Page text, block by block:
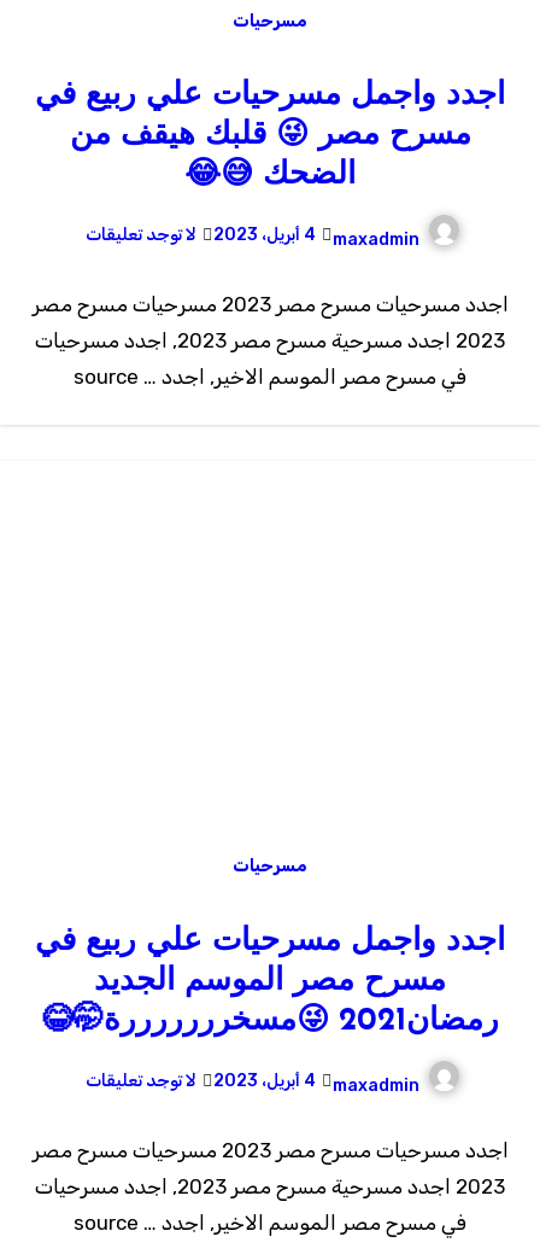
مسرحيات
اجدد واجمل مسرحيات علي ربيع في
مسرح مصر 😜 قلبك هيقف من
الضحك 😅😂
maxadmin 4 أبريل، 2023 لا توجد تعليقات
اجدد مسرحيات مسرح مصر 2023 مسرحيات مسرح مصر
2023 اجدد مسرحية مسرح مصر 2023, اجدد مسرحيات
في مسرح مصر الموسم الاخير, اجدد … source
مسرحيات
اجدد واجمل مسرحيات علي ربيع في
مسرح مصر الموسم الجديد
رمضان2021 😜مسخرررررررة🤭😂
maxadmin 4 أبريل، 2023 لا توجد تعليقات
اجدد مسرحيات مسرح مصر 2023 مسرحيات مسرح مصر
2023 اجدد مسرحية مسرح مصر 2023, اجدد مسرحيات
في مسرح مصر الموسم الاخير, اجدد … source